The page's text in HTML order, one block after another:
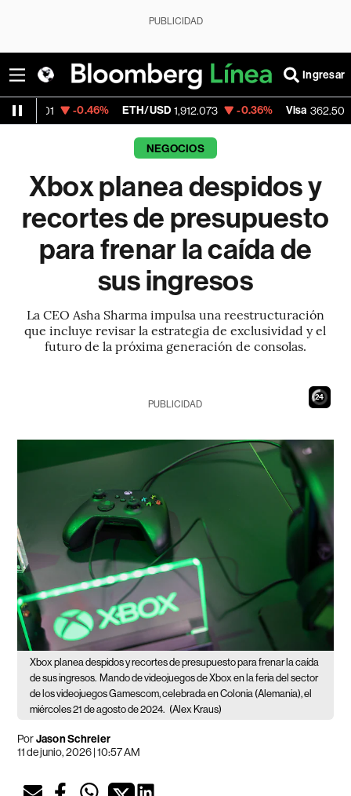
PUBLICIDAD
Ingresar
ETH/USD 1,912.073 -0.36% Visa 362.50 -2.15%
NEGOCIOS
Xbox planea despidos y
recortes de presupuesto
para frenar la caída de
sus ingresos
La CEO Asha Sharma impulsa una reestructuración
que incluye revisar la estrategia de exclusividad y el
futuro de la próxima generación de consolas.
22
PUBLICIDAD
Xbox planea despidos y recortes de presupuesto para frenar la caída
de sus ingresos. Mando de videojuegos de Xbox en la feria del sector
de los videojuegos Gamescom, celebrada en Colonia (Alemania), el
miércoles 21 de agosto de 2024. (Alex Kraus)
PorJason Schreier
11 de junio, 2026 | 10:57 AM